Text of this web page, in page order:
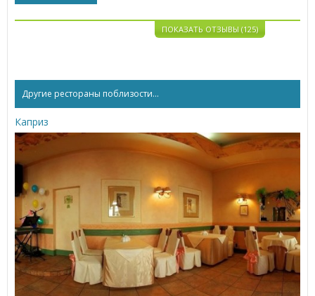
ПОКАЗАТЬ ОТЗЫВЫ (125)
Другие рестораны поблизости...
Каприз